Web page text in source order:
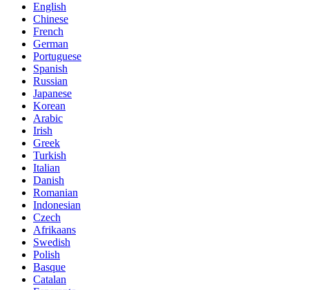
English
Chinese
French
German
Portuguese
Spanish
Russian
Japanese
Korean
Arabic
Irish
Greek
Turkish
Italian
Danish
Romanian
Indonesian
Czech
Afrikaans
Swedish
Polish
Basque
Catalan